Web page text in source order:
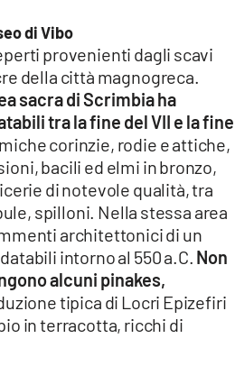
di Vibo
provenienti dagli scavi
della città magnogreca.
sacra di Scrimbia ha
tra la fine del VII e la fine
corinzie, rodie e attiche,
bacili ed elmi in bronzo,
di notevole qualità, tra
spilloni. Nella stessa area
architettonici di un
intorno al 550 a.C. Non
alcuni pinakes,
tipica di Locri Epizefiri
in terracotta, ricchi di